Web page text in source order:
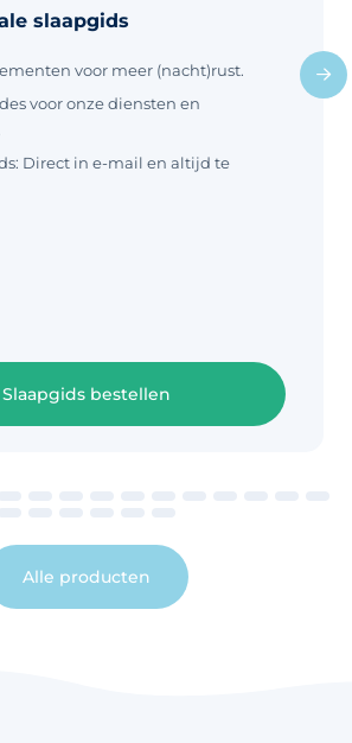
ochtenddutje Rond de leeftijd van
slaap. Enkele voorbeelden van
dus geluid in hun slaap en dit
als ouders even wennen. Als een
veel geluid maakt in zijn slaap of
wakker is terwijl hij in werkelijkheid
Alle producten
slaapgids
voor meer (nacht)rust.
voor onze diensten en
Direct in e-mail en altijd te
Slaapgids bestellen